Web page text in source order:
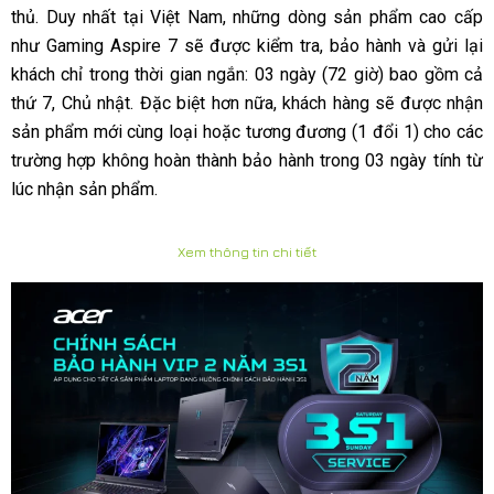
thủ. Duy nhất tại Việt Nam, những dòng sản phẩm cao cấp
như Gaming Aspire 7 sẽ được kiểm tra, bảo hành và gửi lại
khách chỉ trong thời gian ngắn: 03 ngày (72 giờ) bao gồm cả
thứ 7, Chủ nhật. Đặc biệt hơn nữa, khách hàng sẽ được nhận
sản phẩm mới cùng loại hoặc tương đương (1 đổi 1) cho các
trường hợp không hoàn thành bảo hành trong 03 ngày tính từ
lúc nhận sản phẩm.
Xem thông tin chi tiết